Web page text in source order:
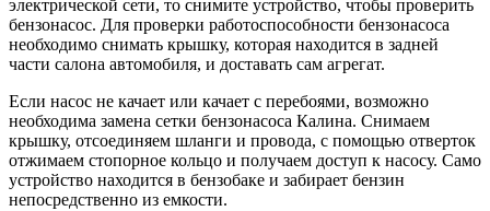
электрической сети, то снимите устройство, чтобы проверить
бензонасос. Для проверки работоспособности бензонасоса
необходимо снимать крышку, которая находится в задней
части салона автомобиля, и доставать сам агрегат.
Если насос не качает или качает с перебоями, возможно
необходима замена сетки бензонасоса Калина. Снимаем
крышку, отсоединяем шланги и провода, с помощью отверток
отжимаем стопорное кольцо и получаем доступ к насосу. Само
устройство находится в бензобаке и забирает бензин
непосредственно из емкости.